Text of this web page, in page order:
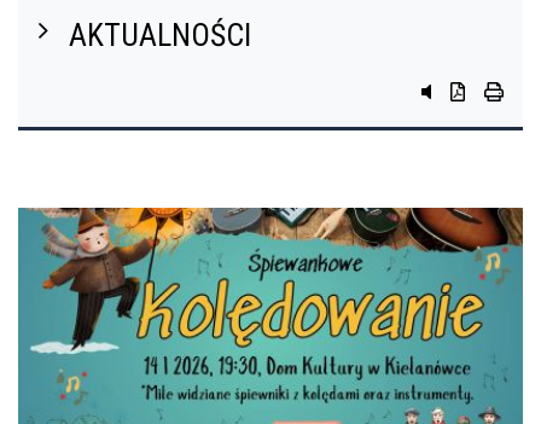
AKTUALNOŚCI
przycisk do
przycisk